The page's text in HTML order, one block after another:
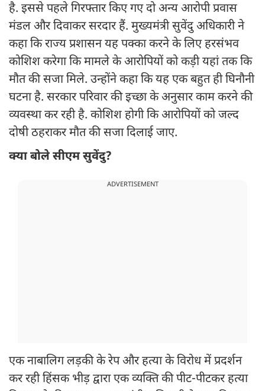
है. इससे पहले गिरफ्तार किए गए दो अन्य आरोपी प्रवास
मंडल और दिवाकर सरदार हैं. मुख्यमंत्री सुवेंदु अधिकारी ने
कहा कि राज्य प्रशासन यह पक्का करने के लिए हरसंभव
कोशिश करेगा कि मामले के आरोपियों को कड़ी यहां तक कि
मौत की सजा मिले. उन्होंने कहा कि यह एक बहुत ही घिनौनी
घटना है. सरकार परिवार की इच्छा के अनुसार काम करने की
व्यवस्था कर रही है. कोशिश होगी कि आरोपियों को जल्द
दोषी ठहराकर मौत की सजा दिलाई जाए.
क्या बोले सीएम सुवेंदु?
ADVERTISEMENT
एक नाबालिग लड़की के रेप और हत्या के विरोध में प्रदर्शन
कर रही हिंसक भीड़ द्वारा एक व्यक्ति की पीट-पीटकर हत्या